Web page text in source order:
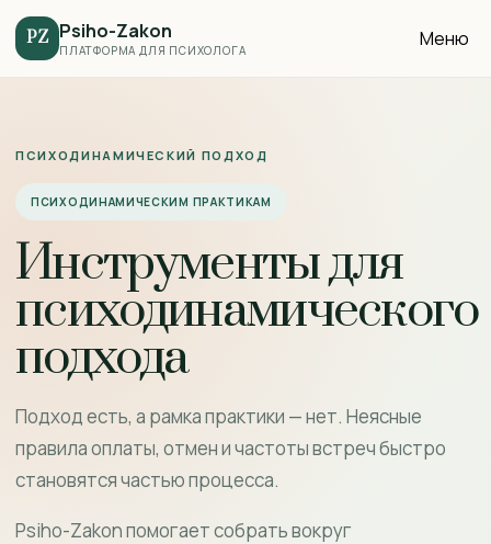
PZ Psiho-Zakon
ПЛАТФОРМА ДЛЯ ПСИХОЛОГА Меню
ПСИХОДИНАМИЧЕСКИЙ ПОДХОД
ПСИХОДИНАМИЧЕСКИМ ПРАКТИКАМ
Инструменты для
психодинамического
подхода
Подход есть, а рамка практики — нет. Неясные
правила оплаты, отмен и частоты встреч быстро
становятся частью процесса.
Psiho-Zakon помогает собрать вокруг